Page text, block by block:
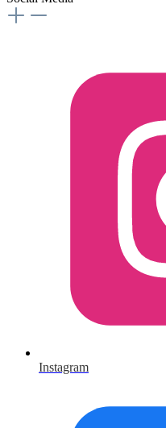
Instagram